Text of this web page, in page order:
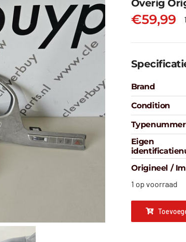
Overig
€59,99
Brand
Condition
Typenummer
Eigen
Origineel /
1 op voorraad